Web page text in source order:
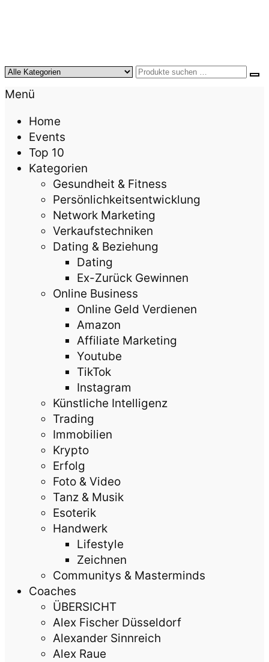
KursTipps.de
Weil Weiterbildung die beste Investition für mehr
Lebensqualität ist.
Menü
Home
Events
Top 10
Kategorien
Gesundheit & Fitness
Persönlichkeitsentwicklung
Network Marketing
Verkaufstechniken
Dating & Beziehung
Dating
Ex-Zurück Gewinnen
Online Business
Online Geld Verdienen
Amazon
Affiliate Marketing
Youtube
TikTok
Instagram
Künstliche Intelligenz
Trading
Immobilien
Krypto
Erfolg
Foto & Video
Tanz & Musik
Esoterik
Handwerk
Lifestyle
Zeichnen
Communitys & Masterminds
Coaches
ÜBERSICHT
Alex Fischer Düsseldorf
Alexander Sinnreich
Alex Raue